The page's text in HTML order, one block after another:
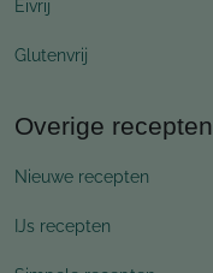
Eivrij
Glutenvrij
Overige recepten
Nieuwe recepten
IJs recepten